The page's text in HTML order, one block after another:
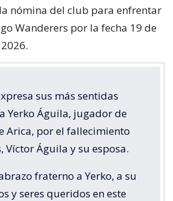
nómina del club para enfrentar
Wanderers por la fecha 19 de
sus más sentidas
Yerko Águila, jugador de
Arica, por el fallecimiento
Víctor Águila y su esposa.
fraterno a Yerko, a su
y seres queridos en este